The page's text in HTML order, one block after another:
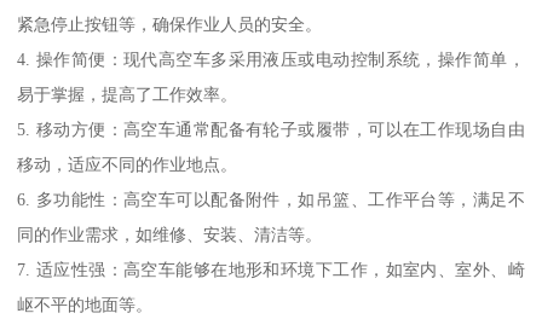
紧急停止按钮等，确保作业人员的安全。
4. 操作简便：现代高空车多采用液压或电动控制系统，操作简单，
易于掌握，提高了工作效率。
5. 移动方便：高空车通常配备有轮子或履带，可以在工作现场自由
移动，适应不同的作业地点。
6. 多功能性：高空车可以配备附件，如吊篮、工作平台等，满足不
同的作业需求，如维修、安装、清洁等。
7. 适应性强：高空车能够在地形和环境下工作，如室内、室外、崎
岖不平的地面等。